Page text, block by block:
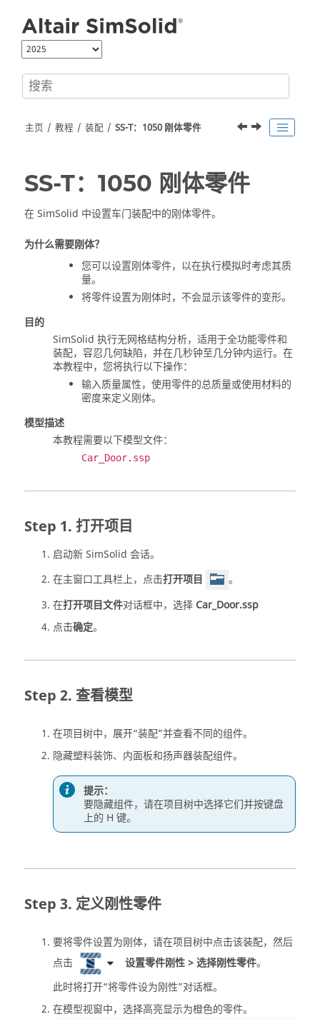
主页 教程 装配 SS-T：1050 刚体零件
SS-T：1050 刚体零件
在SimSolid 中设置车门装配中的刚体零件。
为什么需要刚体？
您可以设置刚体零件，以在执行模拟时考虑其质
量。
将零件设置为刚体时，不会显示该零件的变形。
目的
SimSolid 执行无网格结构分析，适用于全功能零件和
装配，容忍几何缺陷，并在几秒钟至几分钟内运行。在
本教程中，您将执行以下操作：
输入质量属性，使用零件的总质量或使用材料的
密度来定义刚体。
模型描述
本教程需要以下模型文件：
Car_Door.ssp
打开项目
启动新SimSolid 会话。
在主窗口工具栏上，点击打开项目
。
在打开项目文件对话框中，选择 Car_Door.ssp
点击确定。
查看模型
在项目树中，展开“装配”并查看不同的组件。
隐藏塑料装饰、内面板和扬声器装配组件。
提示：
要隐藏组件，请在项目树中选择它们并按键盘
上的 H 键。
定义刚性零件
要将零件设置为刚体，请在项目树中点击该装配，然后
点击
设置零件刚性 > 选择刚性零件。
此时将打开“将零件设为刚性”对话框。
在模型视窗中，选择高亮显示为橙色的零件。